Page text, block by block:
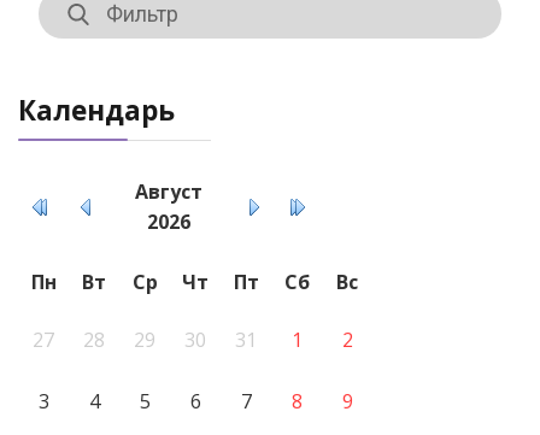
Календарь
Август
2026
Пн Вт Ср Чт Пт Сб Вс
27 28 29 30 31 1 2
3 4 5 6 7 8 9